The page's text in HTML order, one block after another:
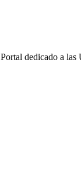
Portal dedicado a las